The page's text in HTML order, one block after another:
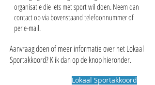
organisatie die iets met sport wil doen. Neem dan
contact op via bovenstaand telefoonnummer of
per e-mail.
Aanvraag doen of meer informatie over het Lokaal
Sportakkoord? Klik dan op de knop hieronder.
Lokaal Sportakkoord